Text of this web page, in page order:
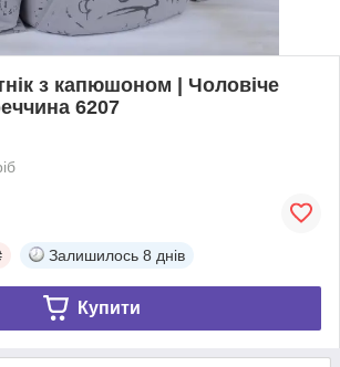
з капюшоном | Чоловіче
6207
Залишилось 8 днів
Купити